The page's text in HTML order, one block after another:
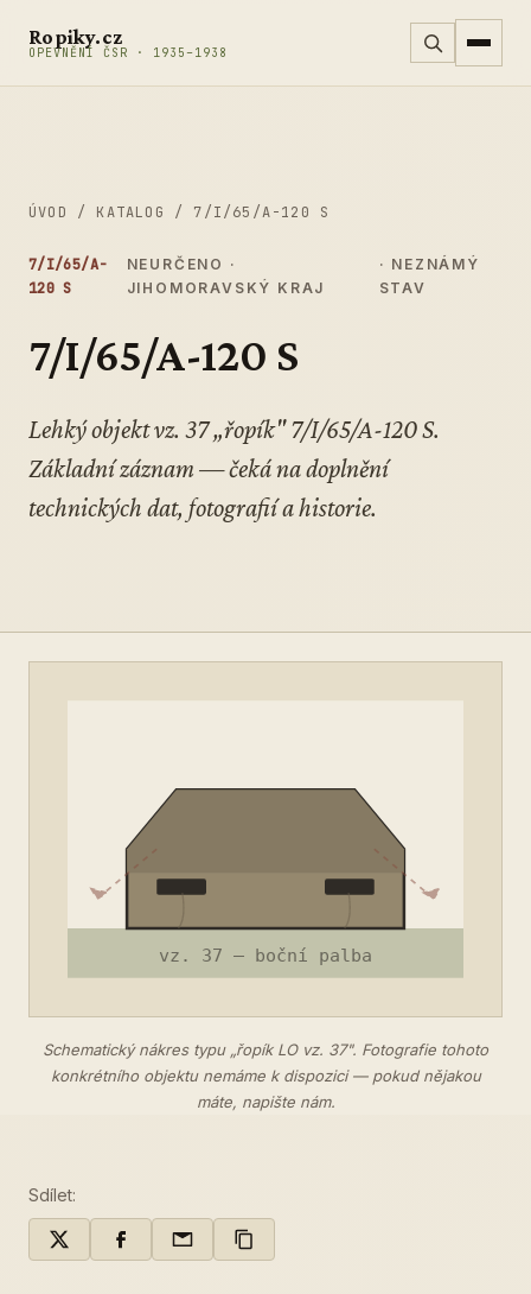
Ropiky.cz
OPEVNĚNÍ ČSR · 1935–1938
ÚVOD / KATALOG / 7/I/65/A-120 S
7/I/65/A-
120 S
NEURČENO ·
JIHOMORAVSKÝ KRAJ
· NEZNÁMÝ
STAV
7/I/65/A-120 S
Lehký objekt vz. 37 „řopík" 7/I/65/A-120 S.
Základní záznam — čeká na doplnění
technických dat, fotografií a historie.
Schematický nákres typu „řopík LO vz. 37". Fotografie tohoto
konkrétního objektu nemáme k dispozici — pokud nějakou
máte, napište nám.
Sdílet: